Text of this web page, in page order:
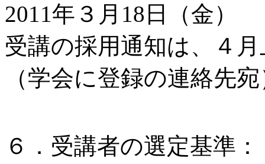
2011年３月18日（金）
受講の採用通知は、４
（学会に登録の連絡先
６．受講者の選定基準：